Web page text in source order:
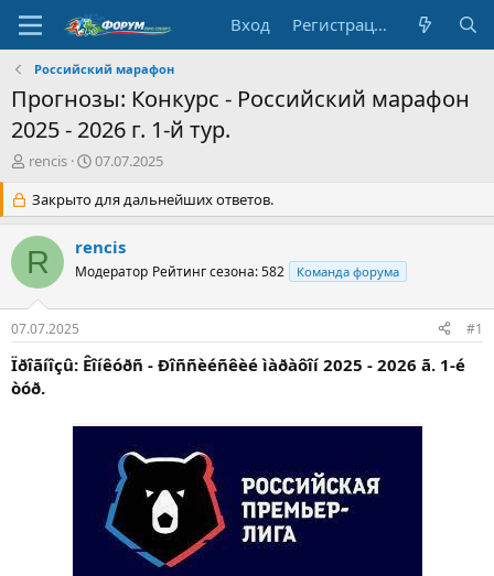
Вход Регистрация
Российский марафон
Прогнозы: Конкурс - Российский марафон
2025 - 2026 г. 1-й тур.
А
т
о
р
т
е
м
rencis
Д
т
а
а
ч
а
07.07.2025
Закрыто для дальнейших ответов.
R rencis
Модератор Рейтинг сезона: 582 Команда форума
07.07.2025 #1
Ïðîãíîçû: Êîíêóðñ - Ðîññèéñêèé ìàðàôîí 2025 - 2026 ã. 1-é
òóð.